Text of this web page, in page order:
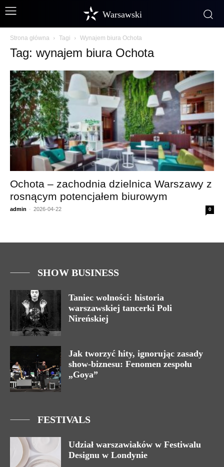
Warsawski
Strona główna Tagi Wynajem biura Ochota
Tag: wynajem biura Ochota
Ochota – zachodnia dzielnica Warszawy z
rosnącym potencjałem biurowym
admin - 2026-04-22 0
SHOW BUSINESS
Taniec wolności: historia
warszawskiej tancerki Poli
Nireńskiej
Jak tworzyć hity, ignorując zasady
show-biznesu: Fenomen zespołu
„Goya”
FESTIVALS
Udział warszawiaków w Festiwalu
Designu w Londynie